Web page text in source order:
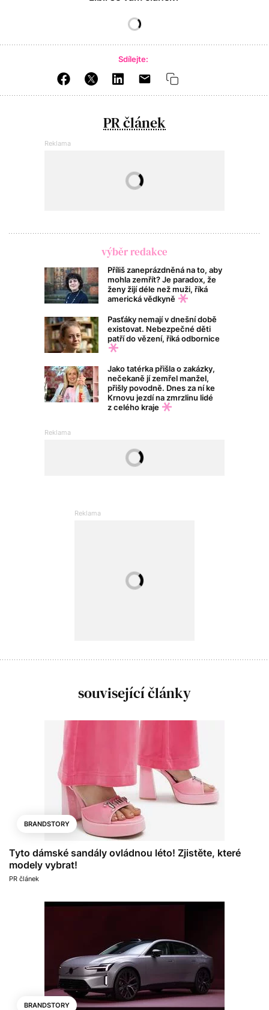
Sdílejte:
PR článek
výběr redakce
Příliš zaneprázdněná na to, aby
mohla zemřít? Je paradox, že
ženy žijí déle než muži, říká
americká vědkyně
Pasťáky nemají v dnešní době
existovat. Nebezpečné děti
patří do vězení, říká odbornice
Jako tatérka přišla o zakázky,
nečekaně jí zemřel manžel,
přišly povodně. Dnes za ní ke
Krnovu jezdí na zmrzlinu lidé
z celého kraje
související články
BRANDSTORY
Tyto dámské sandály ovládnou léto! Zjistěte, které
modely vybrat!
PR článek
BRANDSTORY